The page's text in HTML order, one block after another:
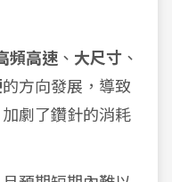
頻高速 、 大尺寸 、
的方向發展，導致
劇了鑽針的消耗